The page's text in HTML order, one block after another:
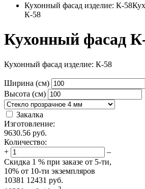
Кухонный фасад изделие: К-58
К-58
Кухонный фасад
Кухонный фасад изделие: К-58
Ширина (см)
Высота (см)
Закалка
Изготовление:
9630.56 руб.
Количество:
+
–
Скидка 1 % при заказе от 5-ти,
10% от 10-ти экземпляров
10381 12431 руб.